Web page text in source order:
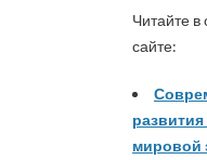
Читайте
сайте:
мировой